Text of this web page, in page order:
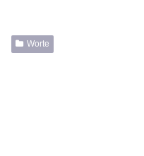
Worte